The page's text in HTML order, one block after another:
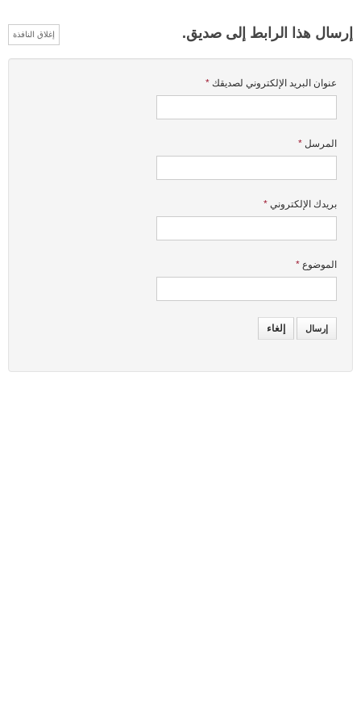
إرسال هذا الرابط إلى صديق. إغلاق النافذة
عنوان البريد الإلكتروني لصديقك *
المرسل *
بريدك الإلكتروني *
الموضوع *
إرسال إلغاء